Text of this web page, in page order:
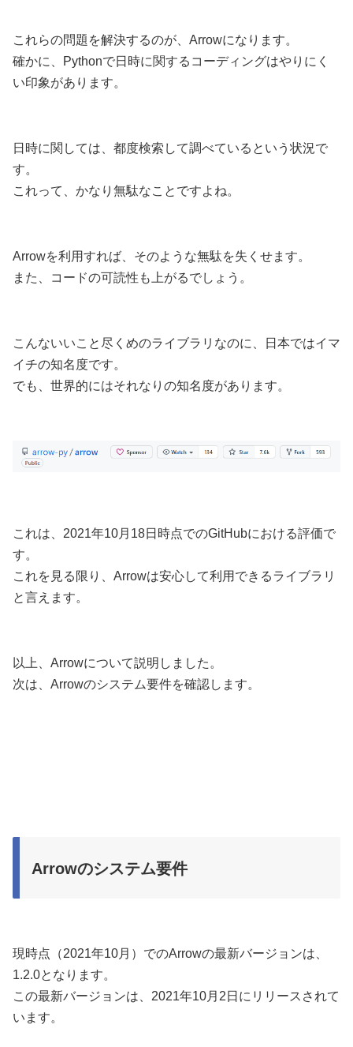
これらの問題を解決するのが、Arrowになります。
確かに、Pythonで日時に関するコーディングはやりにく
い印象があります。
日時に関しては、都度検索して調べているという状況で
す。
これって、かなり無駄なことですよね。
Arrowを利用すれば、そのような無駄を失くせます。
また、コードの可読性も上がるでしょう。
こんないいこと尽くめのライブラリなのに、日本ではイマ
イチの知名度です。
でも、世界的にはそれなりの知名度があります。
これは、2021年10月18日時点でのGitHubにおける評価で
す。
これを見る限り、Arrowは安心して利用できるライブラリ
と言えます。
以上、Arrowについて説明しました。
次は、Arrowのシステム要件を確認します。
Arrowのシステム要件
現時点（2021年10月）でのArrowの最新バージョンは、
1.2.0となります。
この最新バージョンは、2021年10月2日にリリースされて
います。